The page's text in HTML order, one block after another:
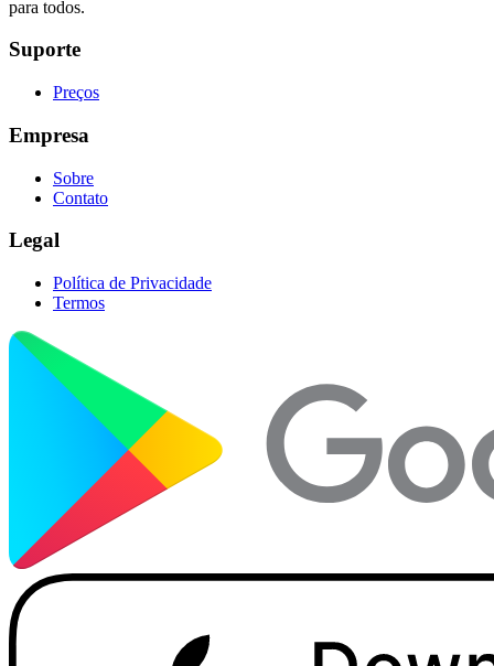
para todos.
Suporte
Preços
Empresa
Sobre
Contato
Legal
Política de Privacidade
Termos